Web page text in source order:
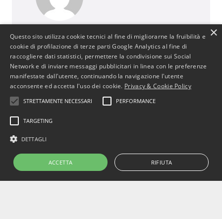
BusinessJus
487 post
http://www.businessjus.com
Il mondo del Diritto cambia. È un mondo in
continua evoluzione poiché segue le
evoluzioni del suo principale artefice: l’uomo.
In particolare il mondo del diritto
commerciale cambia con le evoluzioni
cambiamenti, progressi e stimoli per
concepire strumenti che rendano più
efficiente il sistema.
×
Questo sito utilizza cookie tecnici al fine di migliorarne la fruibilità e
cookie di profilazione di terze parti Google Analytics al fine di
raccogliere dati statistici, permettere la condivisione sui Social
Network e di inviare messaggi pubblicitari in linea con le preferenze
manifestate dall'utente, continuando la navigazione l'utente
acconsente ed accetta l'uso dei cookie. Privacy & Cookie Policy
STRETTAMENTE NECESSARI PERFORMANCE
TARGETING
DETTAGLI
ACCETTA RIFIUTA